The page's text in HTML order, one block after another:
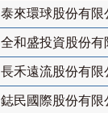
泰來環球股份有限
全和盛投資股份有
長禾遠流股份有限
鋕民國際股份有限